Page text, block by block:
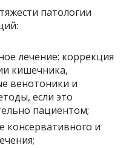
патологии
лечение: коррекция
кишечника,
венотоники и
если это
пациентом;
консервативного и